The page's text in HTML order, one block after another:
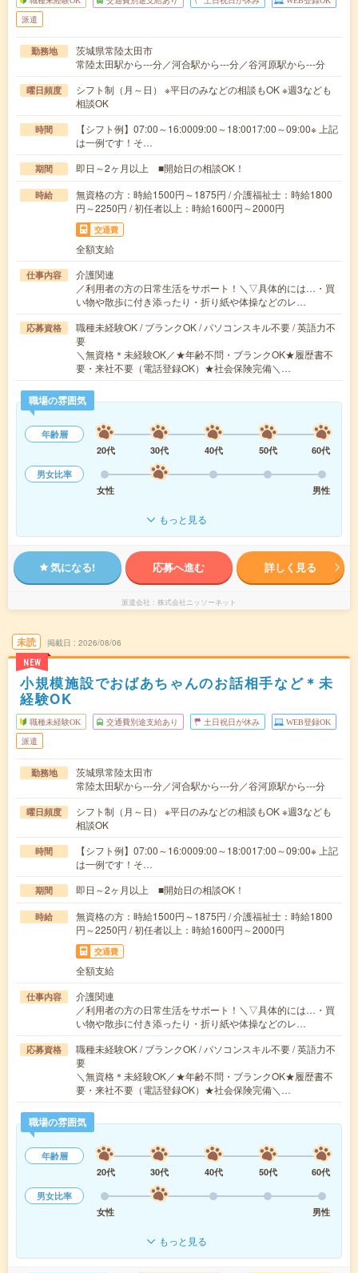
派遣
勤務地
茨城県常陸太田市
常陸太田駅から---分／河合駅から---分／谷河原駅から---分
曜日頻度
シフト制（月～日） ※平日のみなどの相談もOK ※週3なども
相談OK
時間
【シフト例】07:00～16:0009:00～18:0017:00～09:00※ 上記
は一例です！そ…
期間 即日～2ヶ月以上 ■開始日の相談OK！
時給
無資格の方：時給1500円～1875円 / 介護福祉士：時給1800
円～2250円 / 初任者以上：時給1600円～2000円
交通費
全額支給
仕事内容
介護関連
／利用者の方の日常生活をサポート！＼▽具体的には…・買
い物や散歩に付き添ったり・折り紙や体操などのレ…
応募資格
職種未経験OK / ブランクOK / パソコンスキル不要 / 英語力不
要
＼無資格＊未経験OK／★年齢不問・ブランクOK★履歴書不
要・来社不要（電話登録OK）★社会保険完備＼…
職場の雰囲気
年齢層
20代
30代 40代 50代
60代
男女比率
女性
男性
もっと見る
気になる! 応募へ進む 詳しく見る
派遣会社 株式会社ニッソーネット
未読
NEW
掲載日 2026/08/06
小規模施設でおばあちゃんのお話相手など＊未
経験OK
職種未経験OK 交通費別途支給あり 土日祝日が休み WEB登録OK
派遣
勤務地
茨城県常陸太田市
常陸太田駅から---分／河合駅から---分／谷河原駅から---分
曜日頻度
シフト制（月～日） ※平日のみなどの相談もOK ※週3なども
相談OK
時間
【シフト例】07:00～16:0009:00～18:0017:00～09:00※ 上記
は一例です！そ…
期間 即日～2ヶ月以上 ■開始日の相談OK！
時給
無資格の方：時給1500円～1875円 / 介護福祉士：時給1800
円～2250円 / 初任者以上：時給1600円～2000円
交通費
全額支給
仕事内容
介護関連
／利用者の方の日常生活をサポート！＼▽具体的には…・買
い物や散歩に付き添ったり・折り紙や体操などのレ…
応募資格
職種未経験OK / ブランクOK / パソコンスキル不要 / 英語力不
要
＼無資格＊未経験OK／★年齢不問・ブランクOK★履歴書不
要・来社不要（電話登録OK）★社会保険完備＼…
職場の雰囲気
年齢層
20代
30代 40代 50代
60代
男女比率
女性
男性
もっと見る